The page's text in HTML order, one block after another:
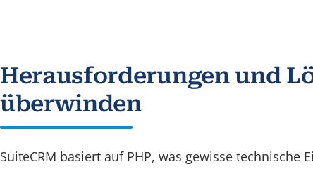
Herausforderungenund
überwinden
SuiteCRM basiert auf PHP, was gewisse